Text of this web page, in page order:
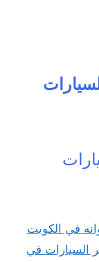
في الكويت
السيارات في